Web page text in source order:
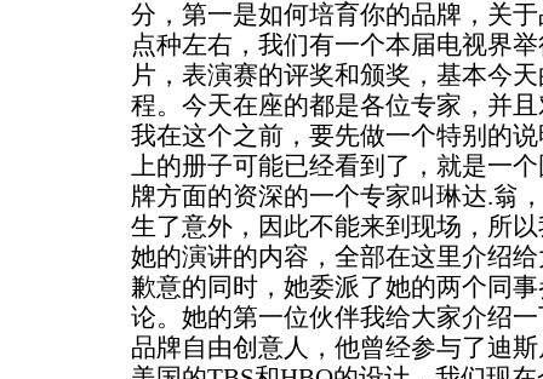
分，第一是如何培育你的品牌，关
点种左右，我们有一个本届电视界
片，表演赛的评奖和颁奖，基本今
程。今天在座的都是各位专家，并
我在这个之前，要先做一个特别的
上的册子可能已经看到了，就是一
牌方面的资深的一个专家叫琳达.翁
生了意外，因此不能来到现场，所
她的演讲的内容，全部在这里介绍
歉意的同时，她委派了她的两个同
论。她的第一位伙伴我给大家介绍
品牌自由创意人，他曾经参与了迪